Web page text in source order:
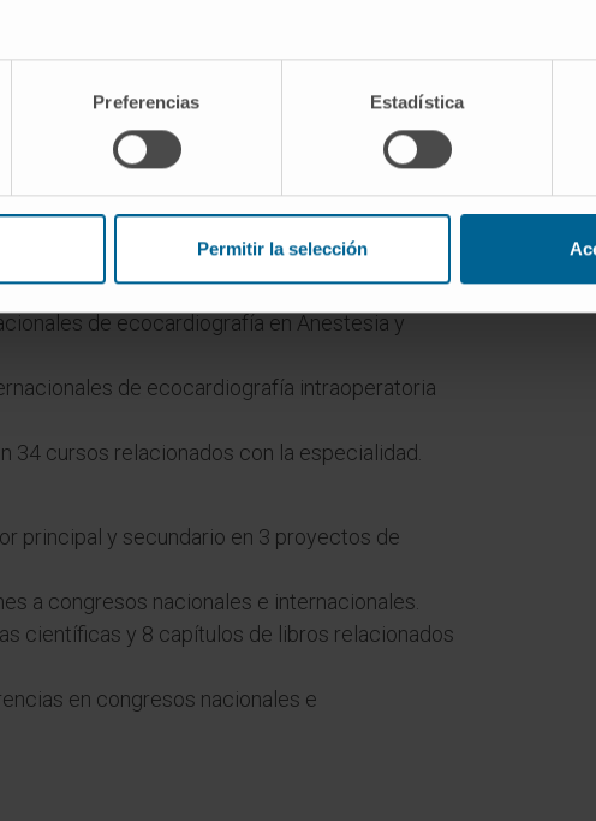
Preferencias Estadística
Permitir la selección
Medicina de la Universidad de Navarra.
“Ecografía en anestesia y cuidados
de ecocardiografía en Anestesia y
de ecocardiografía intraoperatoria
34 cursos relacionados con la especialidad.
principal y secundario en 3 proyectos de
a congresos nacionales e internacionales.
científicas y 8 capítulos de libros relacionados
en congresos nacionales e